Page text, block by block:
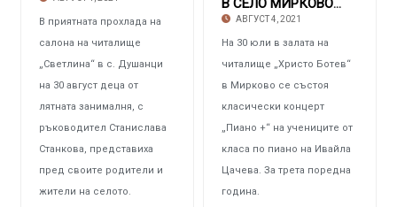
В приятната прохлада на
салона на читалище
„Светлина“ в с. Душанци
на 30 август деца от
лятната занималня, с
ръководител Станислава
Станкова, представиха
пред своите родители и
жители на селото.
В СЕЛО МИРКОВО Събират средства за пиано с к
АВГУСТ 4, 2021
На 30 юли в залата на
читалище „Христо Ботев“
в Мирково се състоя
класически концерт
„Пиано +“ на учениците от
класа по пиано на Ивайла
Цачева. За трета поредна
година.